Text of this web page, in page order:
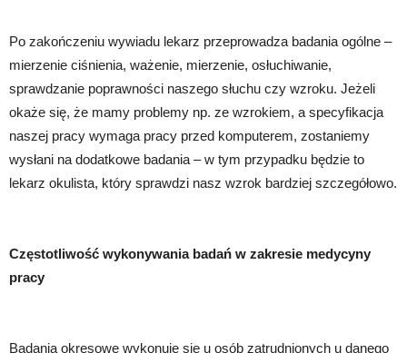
Po zakończeniu wywiadu lekarz przeprowadza badania ogólne –
mierzenie ciśnienia, ważenie, mierzenie, osłuchiwanie,
sprawdzanie poprawności naszego słuchu czy wzroku. Jeżeli
okaże się, że mamy problemy np. ze wzrokiem, a specyfikacja
naszej pracy wymaga pracy przed komputerem, zostaniemy
wysłani na dodatkowe badania – w tym przypadku będzie to
Częstotliwość wykonywania badań w zakresie medycyny
pracy
Badania okresowe wykonuje się u osób zatrudnionych u danego